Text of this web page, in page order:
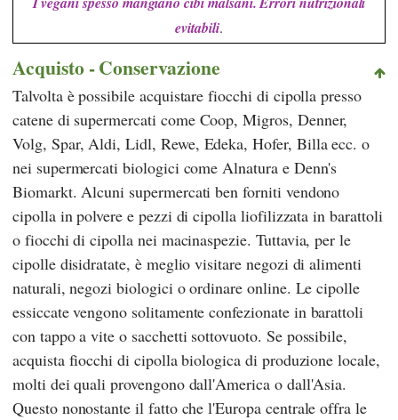
evitabili.
Acquisto - Conservazione
Talvolta è possibile acquistare fiocchi di cipolla presso
catene di supermercati come Coop,Migros, Denner,
Volg, Spar,Aldi,Lidl, Rewe, Edeka,Hofer, Billaecc. o
nei supermercati biologici comeAlnaturae Denn's
Biomarkt. Alcuni supermercati ben forniti vendono
cipolla in polvere e pezzi di cipolla liofilizzata in barattoli
o fiocchi di cipolla nei macinaspezie. Tuttavia, per le
cipolle disidratate, è meglio visitare negozi di alimenti
naturali, negozi biologici o ordinare online. Le cipolle
essiccate vengono solitamente confezionate in barattoli
con tappo a vite o sacchetti sottovuoto. Se possibile,
acquista fiocchi di cipolla biologica di produzione locale,
molti dei quali provengono dall'America o dall'Asia.
Questo nonostante il fatto che l'Europa centrale offra le